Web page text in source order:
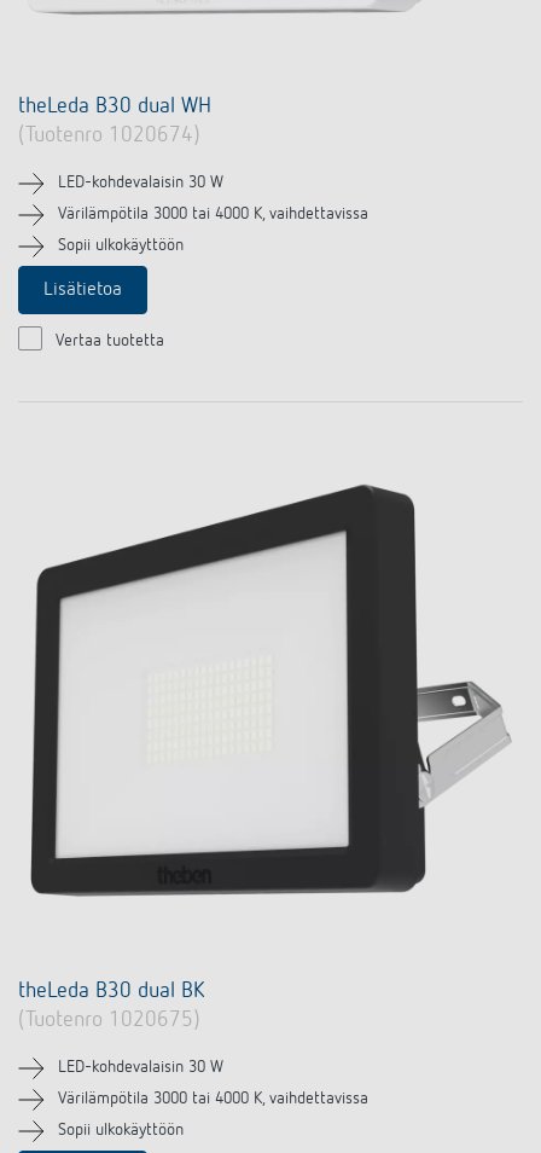
theLeda B30 dual WH
(Tuotenro 1020674)
LED-kohdevalaisin 30 W
Värilämpötila 3000 tai 4000 K, vaihdettavissa
Sopii ulkokäyttöön
Lisätietoa
Vertaa tuotetta
theLeda B30 dual BK
(Tuotenro 1020675)
LED-kohdevalaisin 30 W
Värilämpötila 3000 tai 4000 K, vaihdettavissa
Sopii ulkokäyttöön